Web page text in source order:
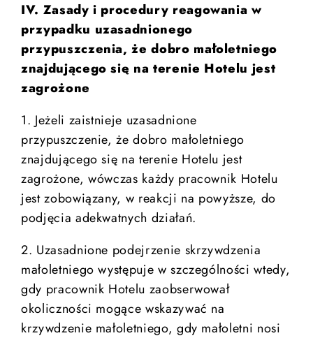
HOTEL
POKOJE
RESTAURACJA "ŁÓDZKA"
KONFERENCJE
OFERTY SPECJALNE
STREFA RELAKSU
GALERIA
IV. Zasady i procedury reagowania w
przypadku uzasadnionego
przypuszczenia, że dobro małoletniego
znajdującego się na terenie Hotelu jest
zagrożone
1. Jeżeli zaistnieje uzasadnione
przypuszczenie, że dobro małoletniego
znajdującego się na terenie Hotelu jest
zagrożone, wówczas każdy pracownik Hotelu
jest zobowiązany, w reakcji na powyższe, do
podjęcia adekwatnych działań.
2. Uzasadnione podejrzenie skrzywdzenia
małoletniego występuje w szczególności wtedy,
gdy pracownik Hotelu zaobserwował
okoliczności mogące wskazywać na
krzywdzenie małoletniego, gdy małoletni nosi